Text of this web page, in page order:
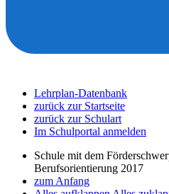
Lehrplan-Datenbank
zurück zur Startseite
zurück zur Schulart
Im Schulportal anmelden
Schule mit dem
Berufsorientierung 2017
zum Anfang